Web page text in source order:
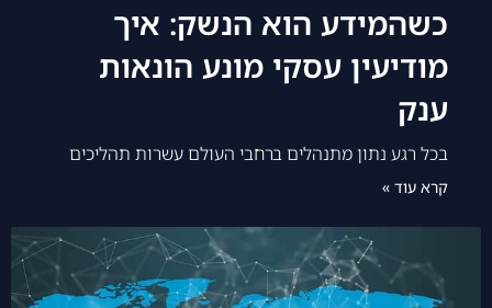
כשהמידע הוא הנשק: איך
מודיעין עסקי מונע הונאות
ענק
בכל רגע נתון מתנהלים ברחבי העולם עשרות תהליכים
קרא עוד »